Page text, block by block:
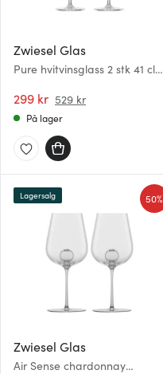
Zwiesel Glas
Pure hvitvinsglass 2 stk 41 cl
299 kr 529 kr
På lager
Zwiesel Glas
Air Sense chardonnay
50%
Lagersalg